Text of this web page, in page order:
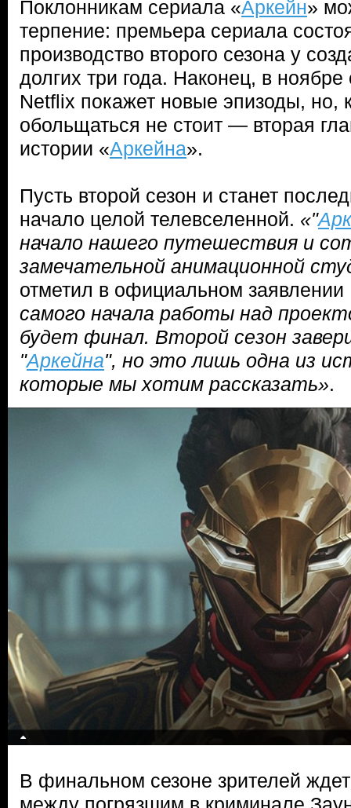
Поклонникам сериала «Аркейн»
терпение: премьера сериала
производство второго сезона у
долгих три года. Наконец, в
Netflix покажет новые эпизоды, но,
обольщаться не стоит — вторая
истории «Аркейна».
Пусть второй сезон и станет
начало целой телевселенной. «"
начало нашего путешествия и
замечательной анимационной
отметил в официальном
самого начала работы над
будет финал. Второй сезон
"Аркейна", но это лишь одна из
которые мы хотим рассказать».
В финальном сезоне зрителей